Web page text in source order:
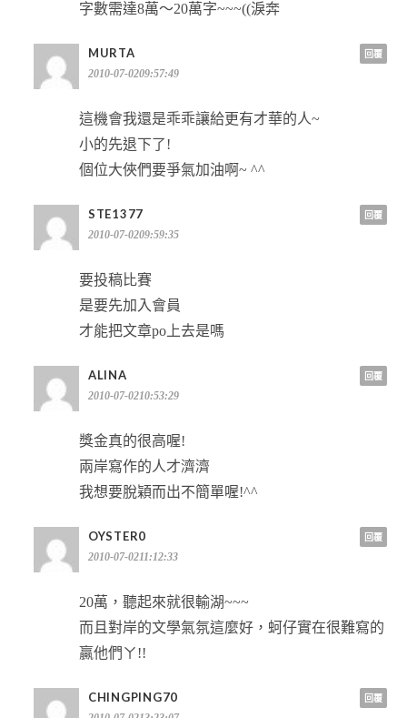
字數需達8萬～20萬字~~~((淚奔
MURTA
2010-07-0209:57:49
這機會我還是乖乖讓給更有才華的人~
小的先退下了!
個位大俠們要爭氣加油啊~ ^^
回覆
STE1377
2010-07-0209:59:35
要投稿比賽
是要先加入會員
才能把文章po上去是嗎
回覆
ALINA
2010-07-0210:53:29
獎金真的很高喔!
兩岸寫作的人才濟濟
我想要脫穎而出不簡單喔!^^
回覆
OYSTER0
2010-07-0211:12:33
20萬，聽起來就很輸湖~~~
而且對岸的文學氣氛這麼好，蚵仔實在很難寫的
贏他們ㄚ!!
回覆
CHINGPING70 回覆